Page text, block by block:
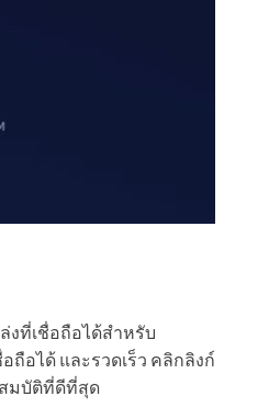
งที่เชื่อถือได้สำหรับ
อได้ และรวดเร็ว คลิกลิงก์
มบัติที่ดีที่สุด